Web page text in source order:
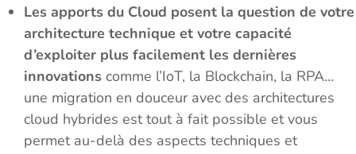
Les apports du Cloud posent la question de votre
architecture technique et votre capacité
d’exploiter plus facilement les dernières
innovations comme l’IoT, la Blockchain, la RPA…
une migration en douceur avec des architectures
cloud hybrides est tout à fait possible et vous
permet au-delà des aspects techniques et